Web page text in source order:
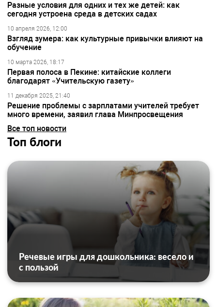
Разные условия для одних и тех же детей: как
сегодня устроена среда в детских садах
10 апреля 2026, 12:00
Взгляд зумера: как культурные привычки влияют на
обучение
10 марта 2026, 18:17
Первая полоса в Пекине: китайские коллеги
благодарят «Учительскую газету»
11 декабря 2025, 21:40
Решение проблемы с зарплатами учителей требует
много времени, заявил глава Минпросвещения
Все топ новости
Топ блоги
Речевые игры для дошкольника: весело и
с пользой